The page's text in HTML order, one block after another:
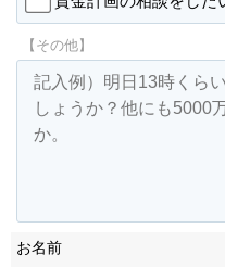
【その他】
お名前